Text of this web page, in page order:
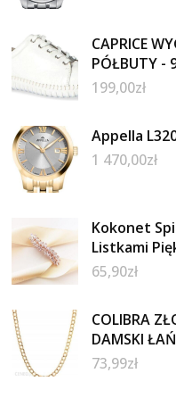
CAPRICE
PÓŁBUTY -
199,00zł
Appella
1 470,00zł
Kokonet
Listkami
65,90zł
COLIBRA
DAMSKI
73,99zł